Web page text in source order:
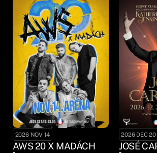
2026 NOV 14
AWS 20 X MADÁCH
2026 DEC 20
JOSÉ